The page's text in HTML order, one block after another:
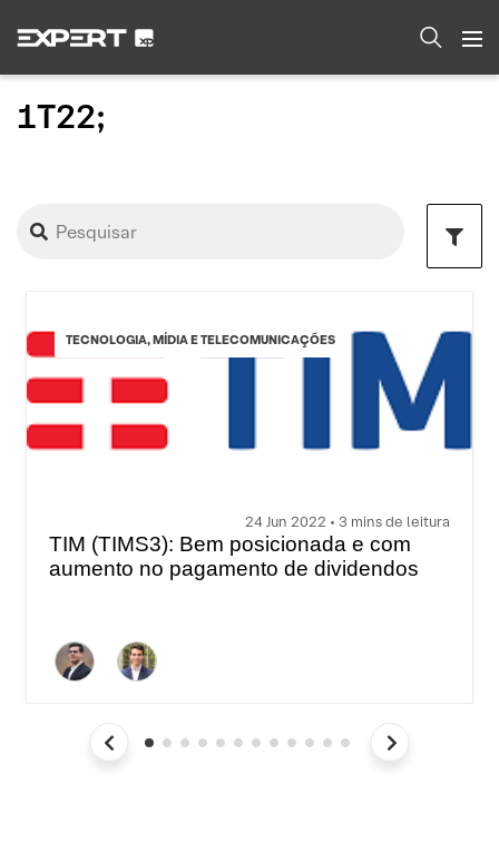
1T22;
TECNOLOGIA, MÍDIA E TELECOMUNICAÇÕES
24 Jun 2022 • 3 mins de leitura
TIM (TIMS3): Bem posicionada e com
aumento no pagamento de dividendos